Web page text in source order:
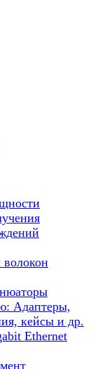
Адаптеры,
кейсы и др.
Ethernet